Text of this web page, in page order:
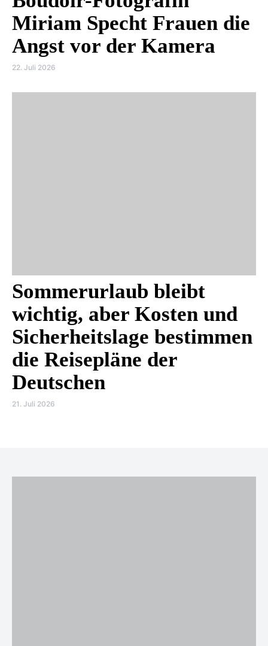
Miriam Specht Frauen die
Angst vor der Kamera
22. Juli 2026
Sommerurlaub bleibt
wichtig, aber Kosten und
Sicherheitslage bestimmen
die Reisepläne der
Deutschen
21. Juli 2026